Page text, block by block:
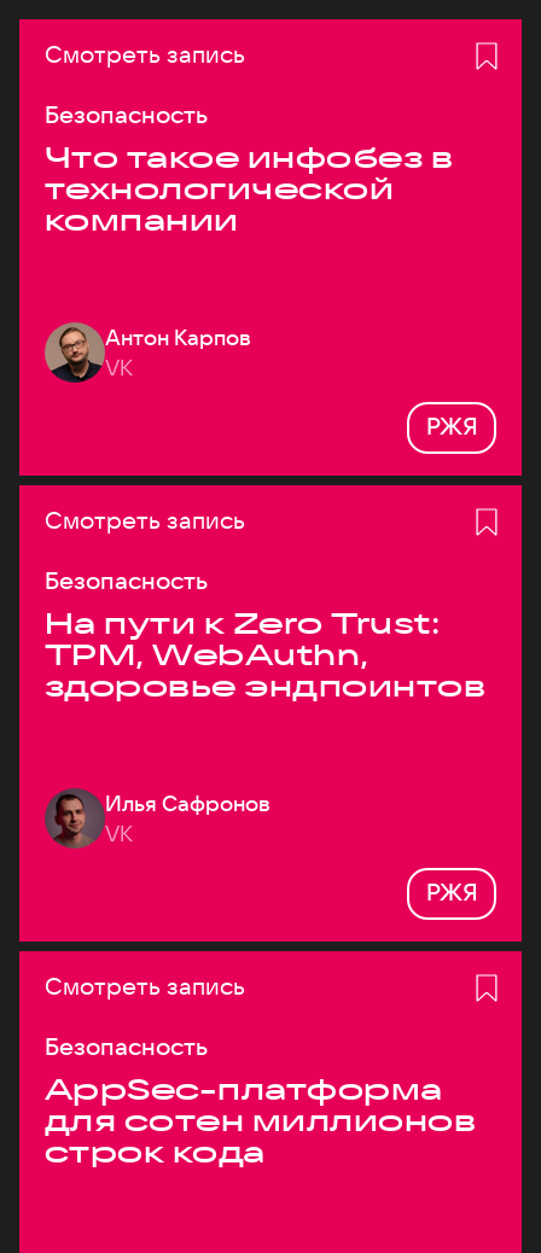
Смотреть запись
Безопасность
Что такое инфобез в
технологической
компании
Антон Карпов
VK
РЖЯ
Смотреть запись
Безопасность
На пути к Zero Trust:
TPM, WebAuthn,
здоровье эндпоинтов
Илья Сафронов
VK
РЖЯ
Смотреть запись
Безопасность
AppSec-платформа
для сотен миллионов
строк кода